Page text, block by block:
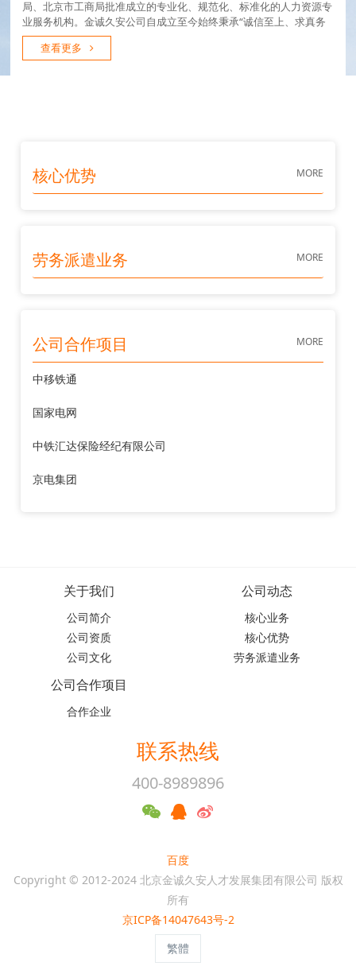
局、北京市工商局批准成立的专业化、规范化、标准化的人力资源专
业服务机构。金诚久安公司自成立至今始终秉承“诚信至上、求真务
实、精细管理、质量第一”的服务理念热情、周到、细致、快捷的为
用工单位及劳务派遣职工提供优质...
查看更多
核心优势 MORE
劳务派遣业务 MORE
公司合作项目 MORE
中移铁通
国家电网
中铁汇达保险经纪有限公司
京电集团
关于我们
公司简介
公司资质
公司文化
公司动态
核心业务
核心优势
劳务派遣业务
公司合作项目
合作企业
联系热线
400-8989896
百度
Copyright © 2012-2024 北京金诚久安人才发展集团有限公司 版权
所有
京ICP备14047643号-2
繁體